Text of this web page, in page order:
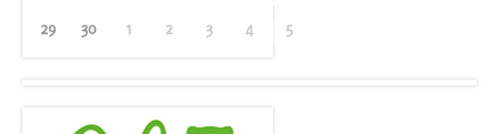
29 30 1 2 3 4 5